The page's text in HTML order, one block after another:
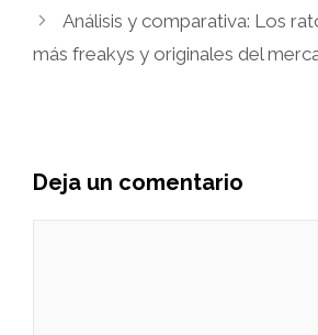
Análisis y comparativa: Los
más freakys y originales del
Deja un comentario